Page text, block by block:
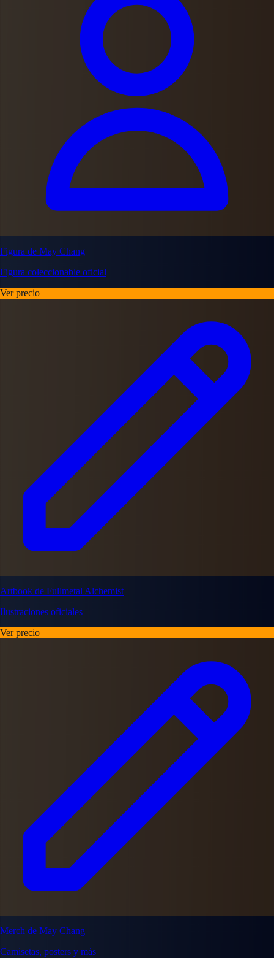
Figura de May Chang
Figura coleccionable oficial
Ver precio
Artbook de Fullmetal Alchemist
Ilustraciones oficiales
Ver precio
Merch de May Chang
Camisetas, posters y más